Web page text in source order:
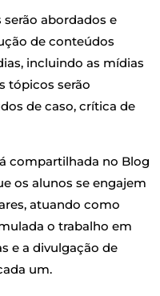
abordados e
de conteúdos
incluindo as mídias
tópicos serão
de caso, crítica de
compartilhada no Blog
os alunos se engajem
atuando como
o trabalho em
e a divulgação de
um.